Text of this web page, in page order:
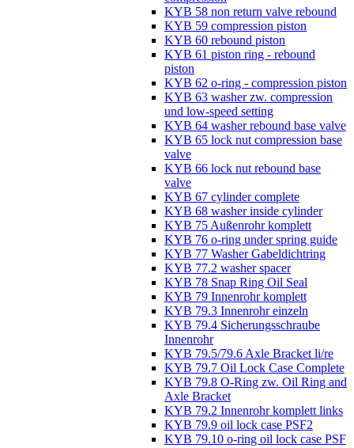
KYB 58 non return valve rebound
KYB 59 compression piston
KYB 60 rebound piston
KYB 61 piston ring - rebound
piston
KYB 62 o-ring - compression piston
KYB 63 washer zw. compression
und low-speed setting
KYB 64 washer rebound base valve
KYB 65 lock nut compression base
valve
KYB 66 lock nut rebound base
valve
KYB 67 cylinder complete
KYB 68 washer inside cylinder
KYB 75 Außenrohr komplett
KYB 76 o-ring under spring guide
KYB 77 Washer Gabeldichtring
KYB 77.2 washer spacer
KYB 78 Snap Ring Oil Seal
KYB 79 Innenrohr komplett
KYB 79.3 Innenrohr einzeln
KYB 79.4 Sicherungsschraube
Innenrohr
KYB 79.5/79.6 Axle Bracket li/re
KYB 79.7 Oil Lock Case Complete
KYB 79.8 O-Ring zw. Oil Ring and
Axle Bracket
KYB 79.2 Innenrohr komplett links
KYB 79.9 oil lock case PSF2
KYB 79.10 o-ring oil lock case PSF